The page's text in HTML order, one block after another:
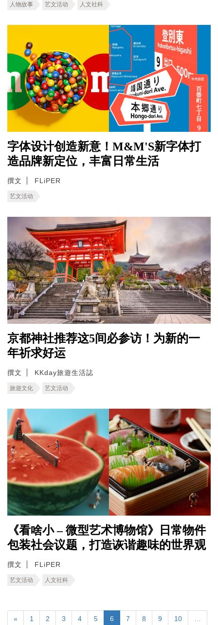
人物故事 艺文活动 人文社科
字体设计创造新意！M&M'S新字体打
造品牌新定位，丰富日常生活
撰文 FLiPER
艺文活动
京都神社推荐这5间必参访！为新的一
年祈求好运
撰文 KKday旅遊生活誌
旅遊文化 艺文活动
《看啥小 – 微型艺术博物馆》日常物件
包装社会议题，打造诙谐趣味的世界观
撰文 FLiPER
艺文活动 人文社科
« 1 2 3 4 5 6 7 8 9 10